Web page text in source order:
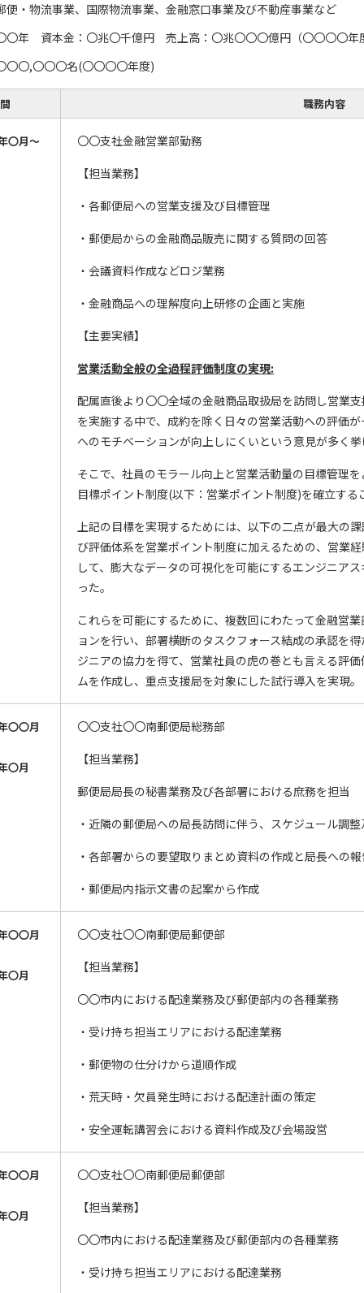
便・物流事業、国際物流事業、金融窓口事業及び不動産事業など
〇年 資本金：〇兆〇千億円 売上高：〇兆〇〇〇億円（〇〇〇〇年
〇〇,〇〇〇名(〇〇〇〇年度)
職務内容
〇月～
〇〇支社金融営業部勤務
【担当業務】
・各郵便局への営業支援及び目標管理
・郵便局からの金融商品販売に関する質問の回答
・会議資料作成などロジ業務
・金融商品への理解度向上研修の企画と実施
【主要実績】
営業活動全般の全過程評価制度の実現:
配属直後より〇〇全域の金融商品取扱局を訪問し営業
を実施する中で、成約を除く日々の営業活動への評価
へのモチベーションが向上しにくいという意見が多く
そこで、社員のモラール向上と営業活動量の目標管理
目標ポイント制度(以下：営業ポイント制度)を確立する
上記の目標を実現するためには、以下の二点が最大の
び評価体系を営業ポイント制度に加えるための、営業
して、膨大なデータの可視化を可能にするエンジニア
った。
これらを可能にするために、複数回にわたって金融営
ョンを行い、部署横断のタスクフォース結成の承認を
ジニアの協力を得て、営業社員の虎の巻とも言える評
ムを作成し、重点支援局を対象にした試行導入を実現。
〇〇月
〇月
〇〇支社〇〇南郵便局総務部
【担当業務】
郵便局局長の秘書業務及び各部署における庶務を担当
・近隣の郵便局への局長訪問に伴う、スケジュール調
・各部署からの要望取りまとめ資料の作成と局長への
・郵便局内指示文書の起案から作成
〇〇月
〇月
〇〇支社〇〇南郵便局郵便部
【担当業務】
〇〇市内における配達業務及び郵便部内の各種業務
・受け持ち担当エリアにおける配達業務
・郵便物の仕分けから道順作成
・荒天時・欠員発生時における配達計画の策定
・安全運転講習会における資料作成及び会場設営
〇〇月
〇月
〇〇支社〇〇南郵便局郵便部
【担当業務】
〇〇市内における配達業務及び郵便部内の各種業務
・受け持ち担当エリアにおける配達業務